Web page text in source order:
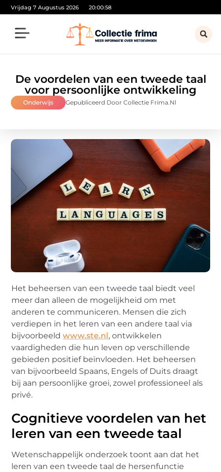
Vrijdag 7 Augustus 2026 20:00:59
De voordelen van een tweede taal
voor persoonlijke ontwikkeling
Onderwijs Gepubliceerd Door Collectie Frima.nl
Het beheersen van een tweede taal biedt veel
meer dan alleen de mogelijkheid om met
anderen te communiceren. Mensen die zich
verdiepen in het leren van een andere taal via
bijvoorbeeldwww.ste.nl, ontwikkelen
vaardigheden die hun leven op verschillende
gebieden positief beïnvloeden. Het beheersen
van bijvoorbeeld Spaans, Engels of Duits draagt
bij aan persoonlijke groei, zowel professioneel als
privé.
Cognitieve voordelen van het
leren van een tweede taal
Wetenschappelijk onderzoek toont aan dat het
leren van een tweede taal de hersenfunctie